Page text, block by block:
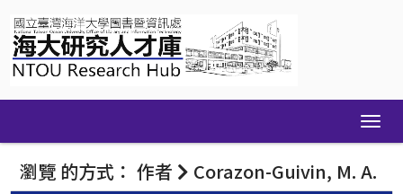
navigation
瀏覽 的方式： 作者 Corazon-Guivin, M. A.